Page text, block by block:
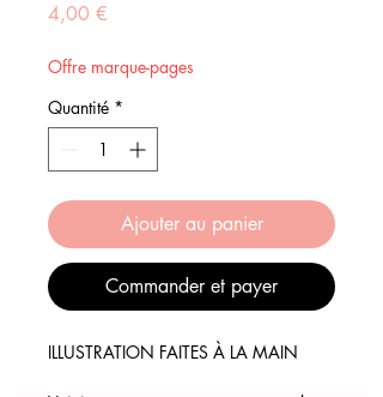
4,00 €
Offre marque-pages
Quantité *
Ajouter au panier
Commander et payer
ILLUSTRATION FAITES À LA MAIN